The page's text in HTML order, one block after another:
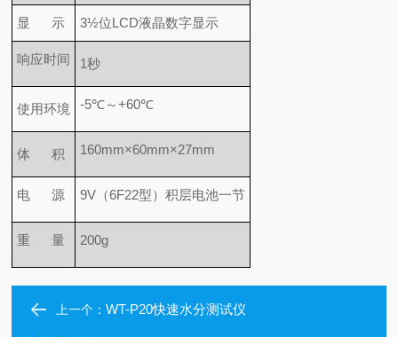
显 示 3½位LCD液晶数字显示
响应时间 1秒
使用环境 -5℃～+60℃
体 积 160mm×60mm×27mm
电 源 9V（6F22型）积层电池一节
重 量 200g
上一个：WT-P20快速水分测试仪